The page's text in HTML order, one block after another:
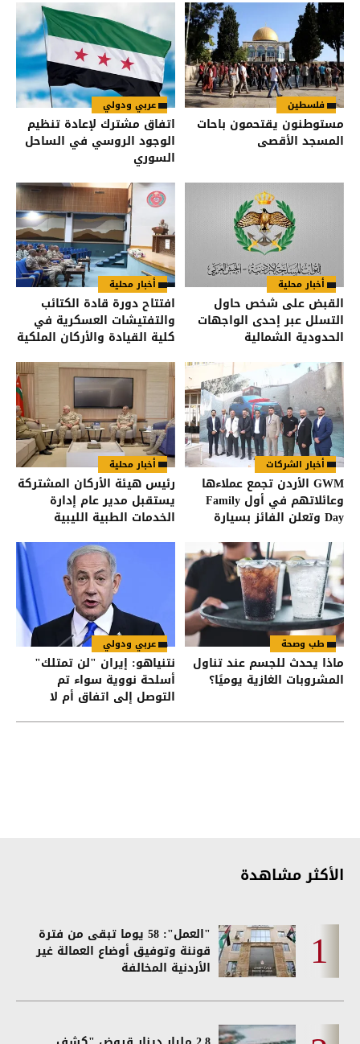
فلسطين
مستوطنون يقتحمون باحات
المسجد الأقصى
عربي ودولي
اتفاق مشترك لإعادة تنظيم
الوجود الروسي في الساحل
السوري
أخبار محلية
القبض على شخص حاول
التسلل عبر إحدى الواجهات
الحدودية الشمالية
أخبار محلية
افتتاح دورة قادة الكتائب
والتفتيشات العسكرية في
كلية القيادة والأركان الملكية
أخبار الشركات
GWM الأردن تجمع عملاءها
وعائلاتهم في أول Family
Day وتعلن الفائز بسيارة
أخبار محلية
رئيس هيئة الأركان المشتركة
يستقبل مدير عام إدارة
الخدمات الطبية الليبية
طب وصحة
ماذا يحدث للجسم عند تناول
المشروبات الغازية يوميًا؟
عربي ودولي
نتنياهو: إيران "لن تمتلك"
أسلحة نووية سواء تم
التوصل إلى اتفاق أم لا
الأكثر مشاهدة
"العمل": 58 يوما تبقى من فترة
قوننة وتوفيق أوضاع العمالة غير
الأردنية المخالفة